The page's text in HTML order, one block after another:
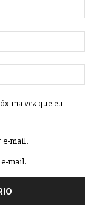
vez que eu
e-mail.
mail.